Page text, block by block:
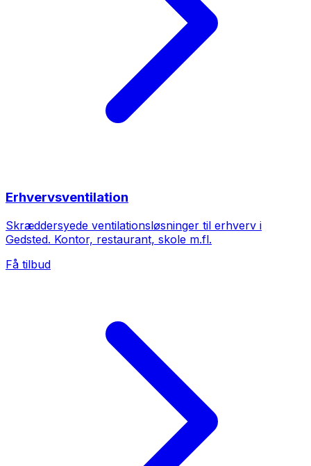
Erhvervsventilation
Skræddersyede ventilationsløsninger til erhverv i
Gedsted. Kontor, restaurant, skole m.fl.
Få tilbud